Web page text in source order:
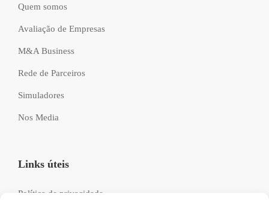
Quem somos
Avaliação de Empresas
M&A Business
Rede de Parceiros
Simuladores
Nos Media
Links úteis
Política de privacidade